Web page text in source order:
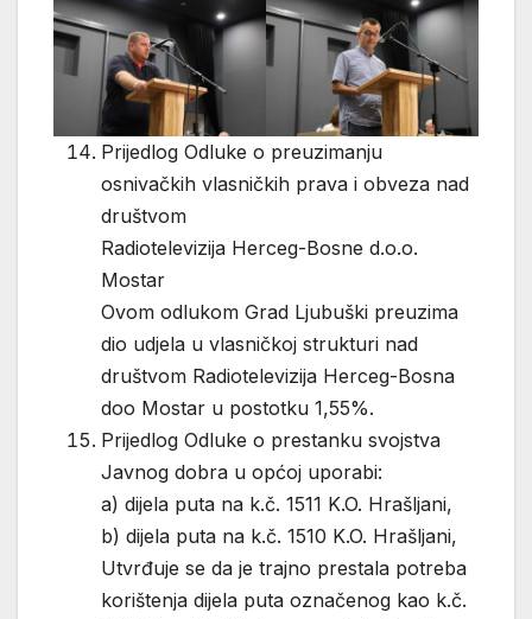
Prijedlog Odluke o preuzimanju
osnivačkih vlasničkih prava i obveza nad
društvom
Radiotelevizija Herceg-Bosne d.o.o.
Mostar
Ovom odlukom Grad Ljubuški preuzima
dio udjela u vlasničkoj strukturi nad
društvom Radiotelevizija Herceg-Bosna
doo Mostar u postotku 1,55%.
Prijedlog Odluke o prestanku svojstva
Javnog dobra u općoj uporabi:
a) dijela puta na k.č. 1511 K.O. Hrašljani,
b) dijela puta na k.č. 1510 K.O. Hrašljani,
Utvrđuje se da je trajno prestala potreba
korištenja dijela puta označenog kao k.č.